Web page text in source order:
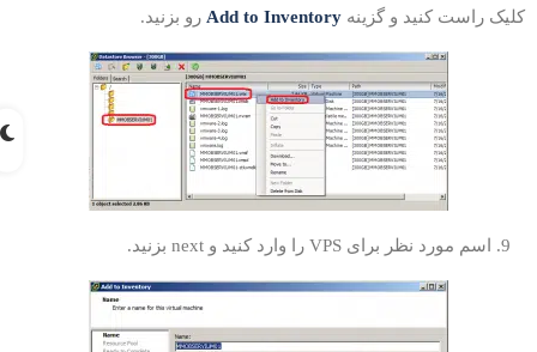
راست کنید و گزینهAdd to Inventoryرو بزنید.